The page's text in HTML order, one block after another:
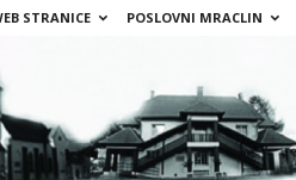
STRANICE POSLOVNI MRACLIN